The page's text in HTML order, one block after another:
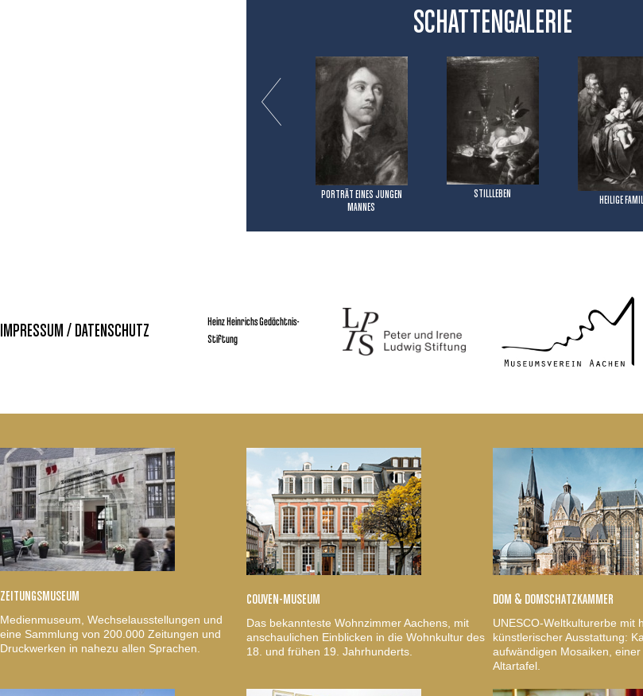
SCHATTENGALERIE
PORTRÄT EINES JUNGEN
MANNES
STILLLEBEN
HEILIGE
IMPRESSUM / DATENSCHUTZ
Heinz Heinrichs Gedächtnis-
Stiftung
ZEITUNGSMUSEUM
Medienmuseum, Wechselausstellungen und
eine Sammlung von 200.000 Zeitungen und
Druckwerken in nahezu allen Sprachen.
COUVEN-MUSEUM
Das bekannteste Wohnzimmer Aachens, mit
anschaulichen Einblicken in die Wohnkultur des
18. und frühen 19. Jahrhunderts.
DOM & DOMSCHATZKAMMER
UNESCO-Weltkulturerbe mit
künstlerischer Ausstattung:
aufwändigen Mosaiken,
Altartafel.